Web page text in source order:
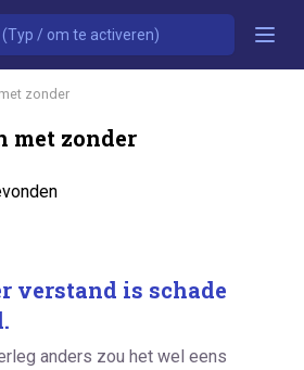
zonder
met zonder
verstand is schade
anders zou het wel eens